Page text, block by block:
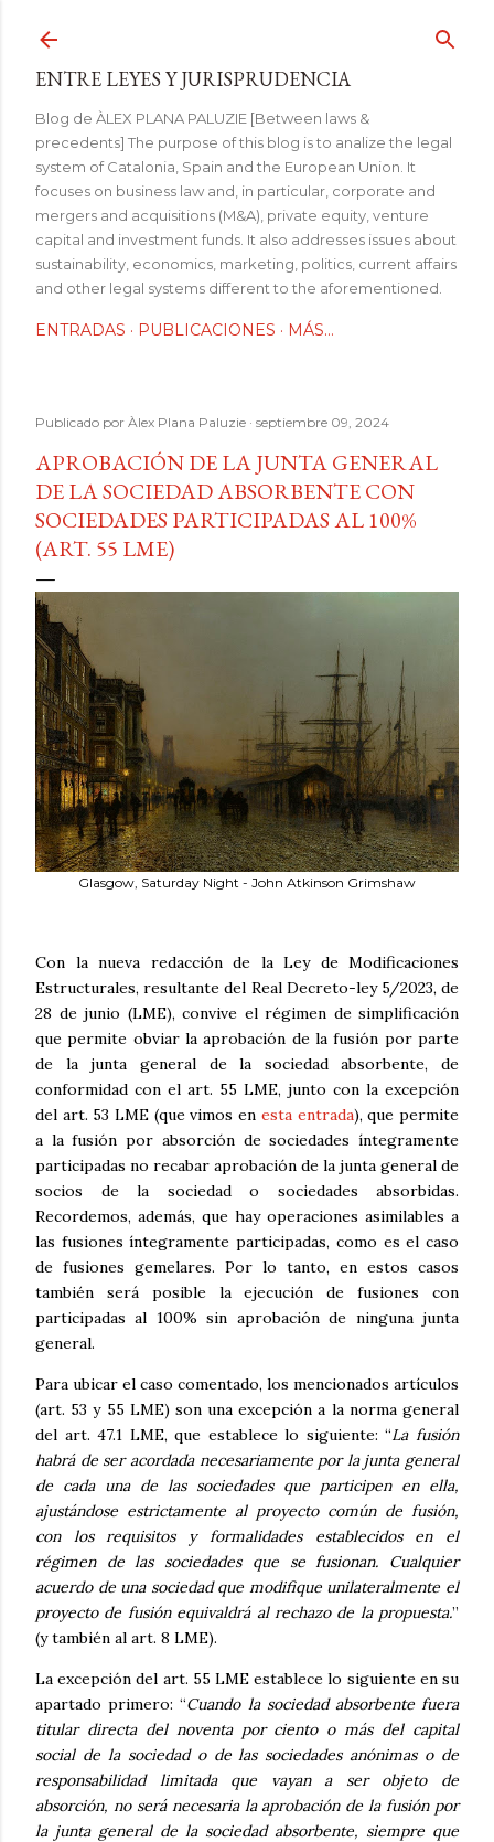
ENTRE LEYES Y JURISPRUDENCIA
Blog de ÀLEX PLANA PALUZIE [Between laws &
precedents] The purpose of this blog is to analize the legal
system of Catalonia, Spain and the European Union. It
focuses on business law and, in particular, corporate and
mergers and acquisitions (M&A), private equity, venture
capital and investment funds. It also addresses issues about
sustainability, economics, marketing, politics, current affairs
and other legal systems different to the aforementioned.
ENTRADAS PUBLICACIONES MÁS…
Publicado por Àlex Plana Paluzie septiembre 09, 2024
APROBACIÓN DE LA JUNTA GENERAL
DE LA SOCIEDAD ABSORBENTE CON
SOCIEDADES PARTICIPADAS AL 100%
(ART. 55 LME)
Glasgow, Saturday Night - John Atkinson Grimshaw
Con la nueva redacción de la Ley de Modificaciones
Estructurales, resultante del Real Decreto-ley 5/2023, de
28 de junio (LME), convive el régimen de simplificación
que permite obviar la aprobación de la fusión por parte
de la junta general de la sociedad absorbente, de
conformidad con el art. 55 LME, junto con la excepción
del art. 53 LME (que vimos en esta entrada), que permite
a la fusión por absorción de sociedades íntegramente
participadas no recabar aprobación de la junta general de
socios de la sociedad o sociedades absorbidas.
Recordemos, además, que hay operaciones asimilables a
las fusiones íntegramente participadas, como es el caso
de fusiones gemelares. Por lo tanto, en estos casos
también será posible la ejecución de fusiones con
participadas al 100% sin aprobación de ninguna junta
general.
Para ubicar el caso comentado, los mencionados artículos
(art. 53 y 55 LME) son una excepción a la norma general
del art. 47.1 LME, que establece lo siguiente: “La fusión
habrá de ser acordada necesariamente por la junta general
de cada una de las sociedades que participen en ella,
ajustándose estrictamente al proyecto común de fusión,
con los requisitos y formalidades establecidos en el
régimen de las sociedades que se fusionan. Cualquier
acuerdo de una sociedad que modifique unilateralmente el
proyecto de fusión equivaldrá al rechazo de la propuesta.”
(y también al art. 8 LME).
La excepción del art. 55 LME establece lo siguiente en su
apartado primero: “Cuando la sociedad absorbente fuera
titular directa del noventa por ciento o más del capital
social de la sociedad o de las sociedades anónimas o de
responsabilidad limitada que vayan a ser objeto de
absorción, no será necesaria la aprobación de la fusión por
la junta general de la sociedad absorbente, siempre que